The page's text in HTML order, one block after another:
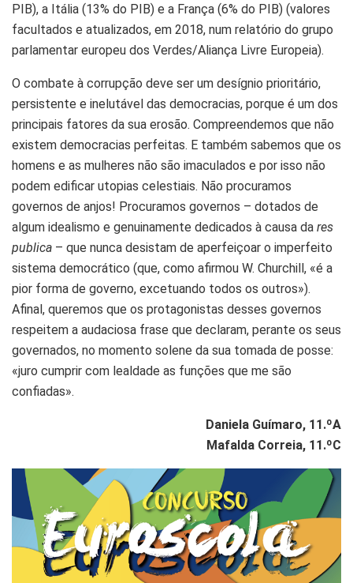
PIB), a Itália (13% do PIB) e a França (6% do PIB) (valores
facultados e atualizados, em 2018, num relatório do grupo
parlamentar europeu dos Verdes/Aliança Livre Europeia).
O combate à corrupção deve ser um desígnio prioritário,
persistente e inelutável das democracias, porque é um dos
principais fatores da sua erosão. Compreendemos que não
existem democracias perfeitas. E também sabemos que os
homens e as mulheres não são imaculados e por isso não
podem edificar utopias celestiais. Não procuramos
governos de anjos! Procuramos governos – dotados de
algum idealismo e genuinamente dedicados à causa da res
publica – que nunca desistam de aperfeiçoar o imperfeito
sistema democrático (que, como afirmou W. Churchill, «é a
pior forma de governo, excetuando todos os outros»).
Afinal, queremos que os protagonistas desses governos
respeitem a audaciosa frase que declaram, perante os seus
governados, no momento solene da sua tomada de posse:
«juro cumprir com lealdade as funções que me são
confiadas».
Daniela Guímaro, 11.ºA
Mafalda Correia, 11.ºC